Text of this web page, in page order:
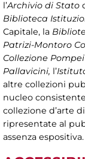
l’Archivio di Stato
Biblioteca
Capitale, la
Patrizi-Montoro
Collezione
Pallavicini, l’
altre collezioni
nucleo
collezione d’arte
ripresentate al
assenza espositiva.